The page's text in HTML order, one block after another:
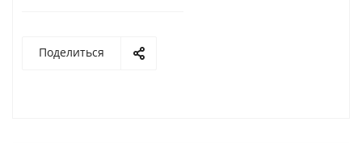
Поделиться